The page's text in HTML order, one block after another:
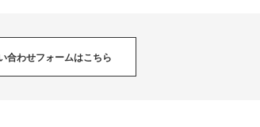
合わせフォームはこちら